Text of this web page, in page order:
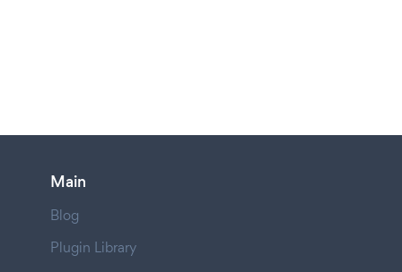
Main
Blog
Plugin Library